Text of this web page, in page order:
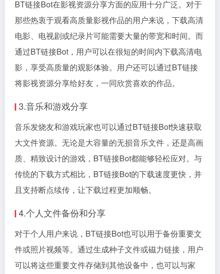
BT链接Bot在影视资源分享方面的应用十分广泛。对于
那些热衷于观看高质量影视作品的用户来说，下载高清
电影、电视剧或纪录片可能需要大量的带宽和时间。而
通过BT链接Bot，用户可以在很短的时间内下载高清电
影，享受高质量的观影体验。用户还可以通过BT链接
将影视资源分享给好友，一同欣赏喜欢的作品。
3.音乐和游戏分享
音乐发烧友和游戏玩家也可以通过BT链接Bot快速获取
大文件资源。无论是大容量的无损音乐文件，还是高画
质、精致设计的游戏，BT链接Bot都能够轻松应对。与
传统的下载方式相比，BT链接Bot的下载速度更快，并
且支持断点续传，让下载过程更加顺畅。
4.个人文件备份和分享
对于个人用户来说，BT链接Bot也可以用于备份重要文
件或照片视频等。通过生成种子文件或磁力链接，用户
可以将这些重要文件存储到其他设备中，也可以与家